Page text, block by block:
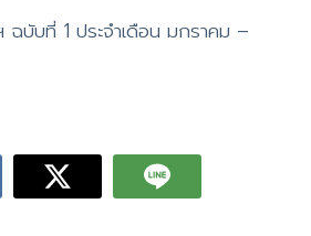
บับที่ 1 ประจำเดือน มกราคม –